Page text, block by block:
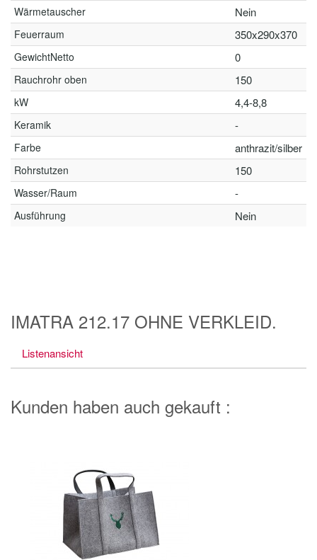
Wärmetauscher Nein
Feuerraum 350x290x370
GewichtNetto 0
Rauchrohr oben 150
kW 4,4-8,8
Keramik -
Farbe anthrazit/silber
Rohrstutzen 150
Wasser/Raum -
Ausführung Nein
IMATRA 212.17 OHNE VERKLEID.
Listenansicht
Kunden haben auch gekauft :